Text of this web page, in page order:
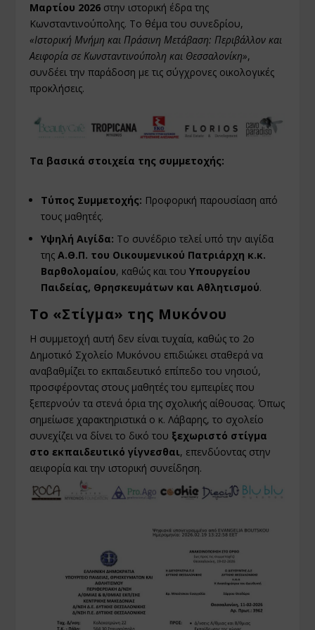
Μαρτίου 2026 στην ιστορική έδρα της
Κωνσταντινούπολης. Το θέμα του συνεδρίου,
«Ιστορική Μνήμη και Πράσινη Μετάβαση: Περιβάλλον και
Αειφορία σε Κωνσταντινούπολη και Θεσσαλονίκη»,
συνδέει την παράδοση με τις σύγχρονες οικολογικές
προκλήσεις.
Τα βασικά στοιχεία της συμμετοχής:
Τύπος Συμμετοχής: Προφορική παρουσίαση από
τους μαθητές.
Υψηλή Αιγίδα: Το συνέδριο τελεί υπό την αιγίδα
τηςΑ.Θ.Π. του Οικουμενικού Πατριάρχη κ.κ.
Βαρθολομαίου, καθώς και τουΥπουργείου
Παιδείας, Θρησκευμάτων και Αθλητισμού.
Το «Στίγμα» της Μυκόνου
Η συμμετοχή αυτή δεν είναι τυχαία, καθώς το 2ο
Δημοτικό Σχολείο Μυκόνου επιδιώκει σταθερά να
αναβαθμίζει το εκπαιδευτικό επίπεδο του νησιού,
προσφέροντας στους μαθητές του εμπειρίες που
ξεπερνούν τα στενά όρια της σχολικής αίθουσας. Όπως
σημείωσε χαρακτηριστικά ο κ. Λάβαρης, το σχολείο
συνεχίζει να δίνει το δικό του ξεχωριστό στίγμα
στο εκπαιδευτικό γίγνεσθαι, επενδύοντας στην
αειφορία και την ιστορική συνείδηση.